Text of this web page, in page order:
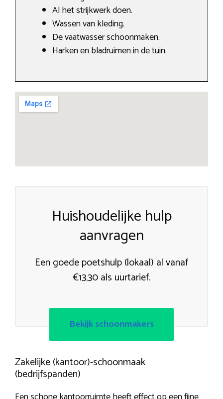
Al het strijkwerk doen.
Wassen van kleding.
De vaatwasser schoonmaken.
Harken en bladruimen in de tuin.
Huishoudelijke hulp
aanvragen
Een goede poetshulp (lokaal) al vanaf
€13,30 als uurtarief.
Bekijk schoonmakers
Zakelijke (kantoor)-schoonmaak
(bedrijfspanden)